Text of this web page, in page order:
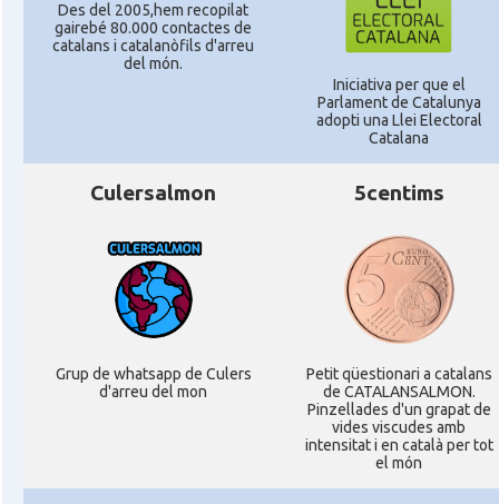
Des del 2005,hem recopilat
gairebé 80.000 contactes de
catalans i catalanòfils d'arreu
del món.
Iniciativa per que el
Parlament de Catalunya
adopti una Llei Electoral
Catalana
Culersalmon
Grup de whatsapp de Culers
d'arreu del mon
5centims
Petit qüestionari a catalans
de CATALANSALMON.
Pinzellades d'un grapat de
vides viscudes amb
intensitat i en català per tot
el món